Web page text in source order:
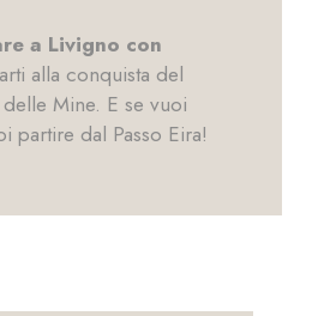
a Livigno con
alla conquista del
Mine. E se vuoi
partire dal Passo Eira!